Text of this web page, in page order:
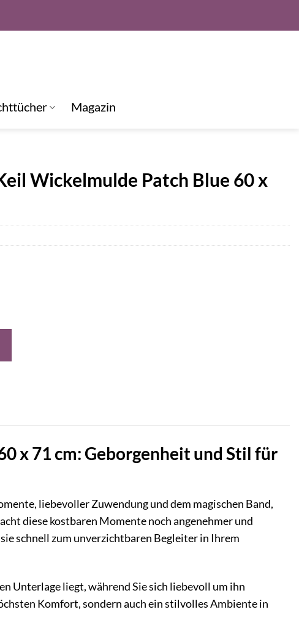
Magazin
Wickelmulde Patch Blue 60 x
x 71 cm: Geborgenheit und Stil für
liebevoller Zuwendung und dem magischen Band,
diese kostbaren Momente noch angenehmer und
schnell zum unverzichtbaren Begleiter in Ihrem
Unterlage liegt, während Sie sich liebevoll um ihn
Komfort, sondern auch ein stilvolles Ambiente in